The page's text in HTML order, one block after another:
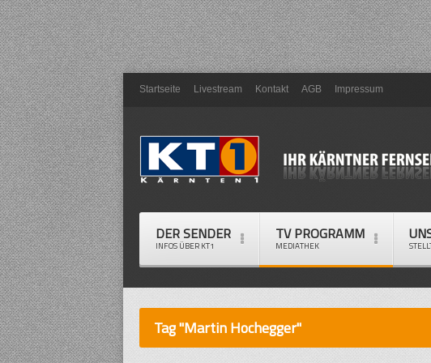
Startseite Livestream Kontakt AGB Impressum
DER SENDER
INFOS ÜBER KT1
TV PROGRAMM
MEDIATHEK
Tag "Martin Hochegger"